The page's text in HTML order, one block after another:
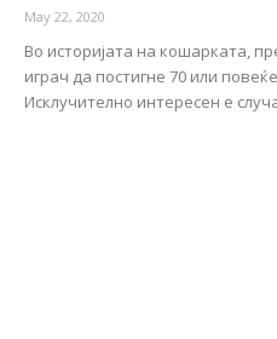
May 22, 2020
Во историјата на кошарката,
играч да постигне 70 или
Исклучително интересен е